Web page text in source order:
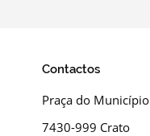
Contactos
Praça do Município
7430-999 Crato